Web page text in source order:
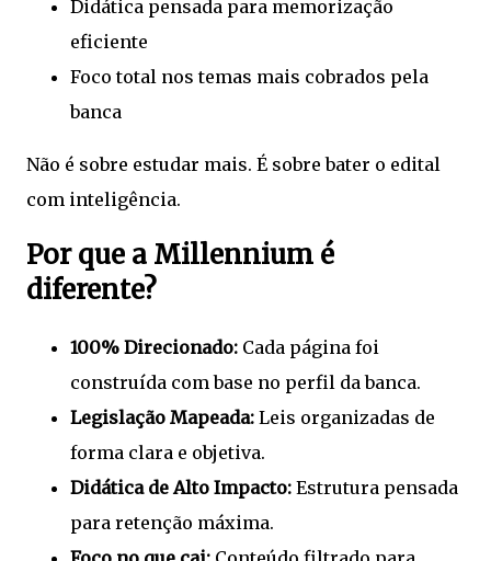
Didática pensada para memorização
eficiente
Foco total nos temas mais cobrados pela
banca
Não é sobre estudar mais. É sobre bater o edital
com inteligência.
Por que a Millennium é
diferente?
100% Direcionado: Cada página foi
construída com base no perfil da banca.
Legislação Mapeada: Leis organizadas de
forma clara e objetiva.
Didática de Alto Impacto: Estrutura pensada
para retenção máxima.